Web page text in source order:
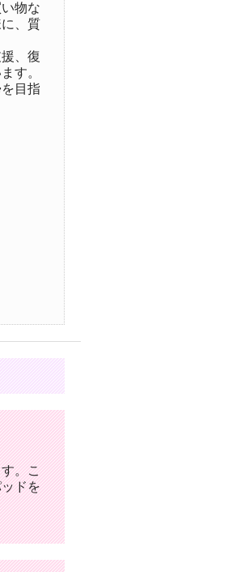
物な
、質
、復
す。
目指
。こ
ドを